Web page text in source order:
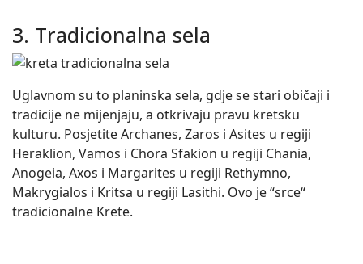
3. Tradicionalna sela
Uglavnom su to planinska sela, gdje se stari običaji i
tradicije ne mijenjaju, a otkrivaju pravu kretsku
kulturu. Posjetite Archanes, Zaros i Asites u regiji
Heraklion, Vamos i Chora Sfakion u regiji Chania,
Anogeia, Axos i Margarites u regiji Rethymno,
Makrygialos i Kritsa u regiji Lasithi. Ovo je “srce“
tradicionalne Krete.